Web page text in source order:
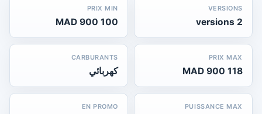
VERSIONS
2 versions
PRIX MIN
100 900 MAD
PRIX MAX
118 900 MAD
CARBURANTS
كهربائي
PUISSANCE MAX
EN PROMO